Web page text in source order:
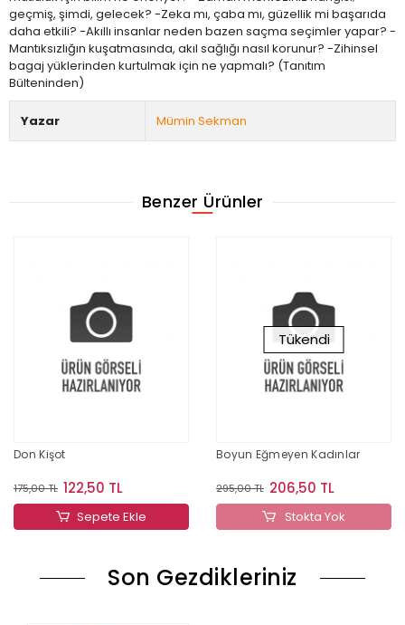
geçmiş, şimdi, gelecek? -Zeka mı, çaba mı, güzellik mi başarıda
daha etkili? -Akıllı insanlar neden bazen saçma seçimler yapar? -
Mantıksızlığın kuşatmasında, akıl sağlığı nasıl korunur? -Zihinsel
bagaj yüklerinden kurtulmak için ne yapmalı? (Tanıtım
Bülteninden)
Yazar Mümin Sekman
Benzer Ürünler
Don Kişot
175,00 TL 122,50 TL
Sepete Ekle
Tükendi
Boyun Eğmeyen Kadınlar
295,00 TL 206,50 TL
Stokta Yok
Son Gezdikleriniz